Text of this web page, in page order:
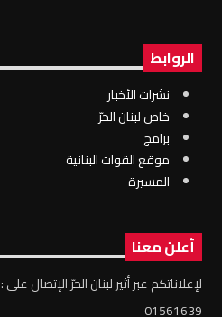
الروابط
نشرات الأخبار
خاص لبنان الحرّ
برامج
موقع القوات البنانية
المسيرة
أعلن معنا
لإعلاناتكم عبر أثير لبنان الحرّ الإتصال على :
01561639